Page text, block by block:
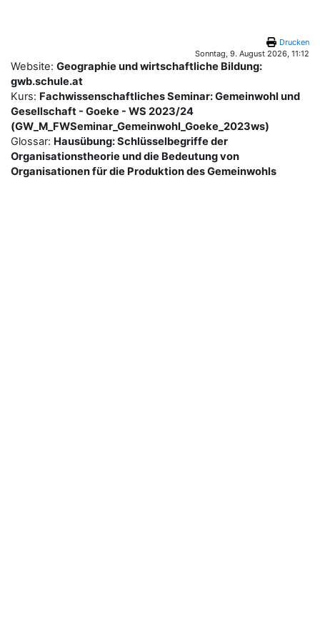
Drucken
Sonntag, 9. August 2026, 11:12
Website: Geographie und wirtschaftliche Bildung:
gwb.schule.at
Kurs: Fachwissenschaftliches Seminar: Gemeinwohl und
Gesellschaft - Goeke - WS 2023/24
(GW_M_FWSeminar_Gemeinwohl_Goeke_2023ws)
Glossar: Hausübung: Schlüsselbegriffe der
Organisationstheorie und die Bedeutung von
Organisationen für die Produktion des Gemeinwohls